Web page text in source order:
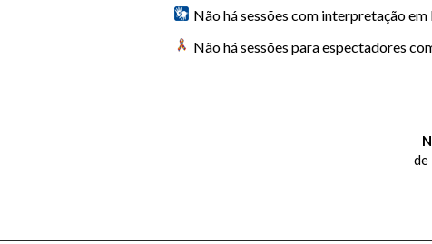
Não há sessões com interpretação em
Não há sessões para espectadores
de